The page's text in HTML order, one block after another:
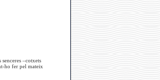
–cotxets
ho fer pel mateix